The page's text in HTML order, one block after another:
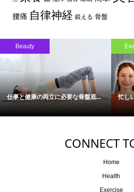
腰痛 自律神経 鍛える 骨盤
Beauty
仕事と健康の両立に必要な骨盤底... 忙し
CONNECT
Home
Health
Exercise